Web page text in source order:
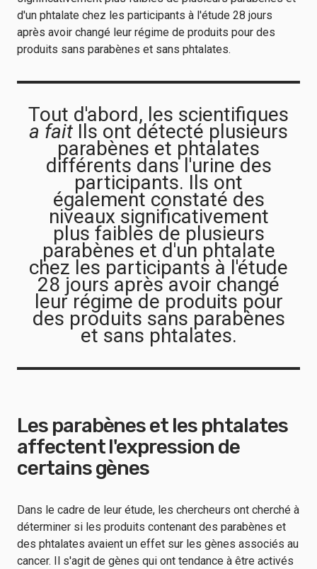
d'un phtalate chez les participants à l'étude 28 jours
après avoir changé leur régime de produits pour des
produits sans parabènes et sans phtalates.
Tout d'abord, les scientifiques
a fait Ils ont détecté plusieurs
parabènes et phtalates
différents dans l'urine des
participants. Ils ont
également constaté des
niveaux significativement
plus faibles de plusieurs
parabènes et d'un phtalate
chez les participants à l'étude
28 jours après avoir changé
leur régime de produits pour
des produits sans parabènes
et sans phtalates.
Les parabènes et les phtalates
affectent l'expression de
certains gènes
Dans le cadre de leur étude, les chercheurs ont cherché à
déterminer si les produits contenant des parabènes et
des phtalates avaient un effet sur les gènes associés au
cancer. Il s'agit de gènes qui ont tendance à être activés